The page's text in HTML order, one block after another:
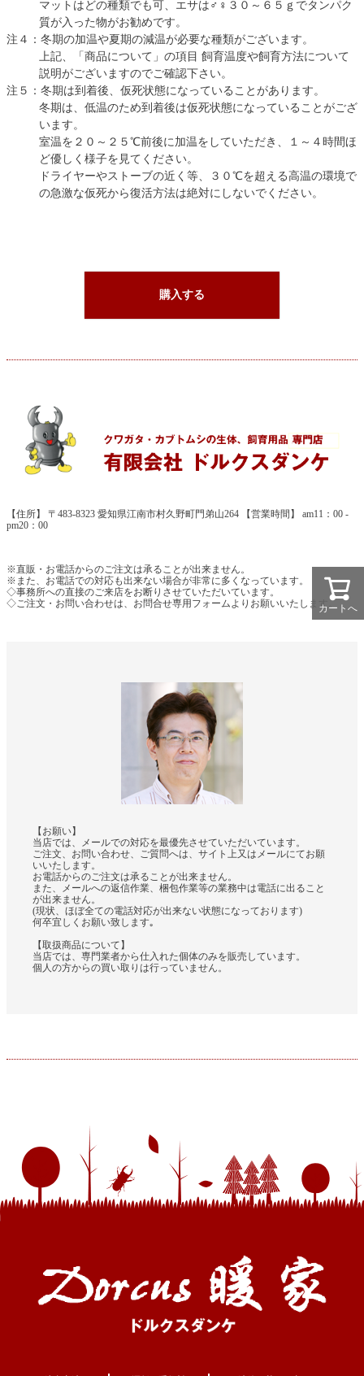
マットはどの種類でも可、エサは♂♀３０～６５ｇでタンパク
質が入った物がお勧めです。
注４：冬期の加温や夏期の減温が必要な種類がございます。
上記、「商品について」の項目 飼育温度や飼育方法について
説明がございますのでご確認下さい。
注５：冬期は到着後、仮死状態になっていることがあります。
冬期は、低温のため到着後は仮死状態になっていることがござ
います。
室温を２０～２５℃前後に加温をしていただき、１～４時間ほ
ど優しく様子を見てください。
ドライヤーやストーブの近く等、３０℃を超える高温の環境で
の急激な仮死から復活方法は絶対にしないでください。
購入する
【住所】 〒483-8323 愛知県江南市村久野町門弟山264 【営業時間】 am11：00 -
pm20：00
※直販・お電話からのご注文は承ることが出来ません。
※また、お電話での対応も出来ない場合が非常に多くなっています。
◇事務所への直接のご来店をお断りさせていただいています。
◇ご注文・お問い合わせは、お問合せ専用フォームよりお願いいたします。
【お願い】
当店では、メールでの対応を最優先させていただいています。
ご注文、お問い合わせ、ご質問へは、サイト上又はメールにてお願
いいたします。
お電話からのご注文は承ることが出来ません。
また、メールへの返信作業、梱包作業等の業務中は電話に出ること
が出来ません。
(現状、ほぼ全ての電話対応が出来ない状態になっております)
何卒宜しくお願い致します｡
【取扱商品について】
当店では、専門業者から仕入れた個体のみを販売しています。
個人の方からの買い取りは行っていません。
カートへ